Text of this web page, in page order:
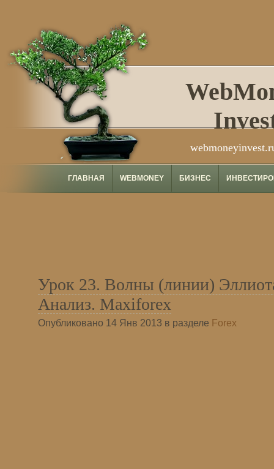
ГЛАВНАЯ WEBMONEY БИЗНЕС
Урок 23. Волны (линии)
Анализ. Maxiforex
Опубликовано 14 Янв 2013 в разделе Forex